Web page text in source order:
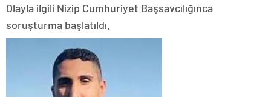
Olayla ilgili Nizip Cumhuriyet Başsavcılığınca
soruşturma başlatıldı.